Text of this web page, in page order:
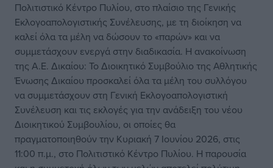
Πολιτιστικό Κέντρο Πυλίου, στο πλαίσιο της Γενικής
Εκλογοαπολογιστικής Συνέλευσης, με τη διοίκηση να
καλεί όλα τα μέλη να δώσουν το «παρών» και να
συμμετάσχουν ενεργά στην διαδικασία. Η ανακοίνωση
της Α.Ε. Δικαίου: Το Διοικητικό Συμβούλιο της Αθλητικής
Ένωσης Δικαίου προσκαλεί όλα τα μέλη του συλλόγου
να συμμετάσχουν στη Γενική Εκλογοαπολογιστική
Συνέλευση και τις εκλογές για την ανάδειξη του νέου
Διοικητικού Συμβουλίου, οι οποίες θα
πραγματοποιηθούν την Κυριακή 7 Ιουνίου 2026, στις
11:00 π.μ., στο Πολιτιστικό Κέντρο Πυλίου. Η παρουσία